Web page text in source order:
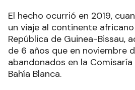
El hecho ocurrió en 2019,
un viaje al continente africano
República de Guinea-Bissau,
de 6 años que en noviembre
abandonados en la
Bahía Blanca.